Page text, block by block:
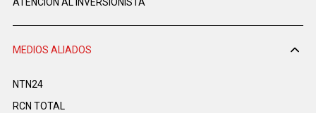
MEDIOS ALIADOS
NTN24
RCN TOTAL